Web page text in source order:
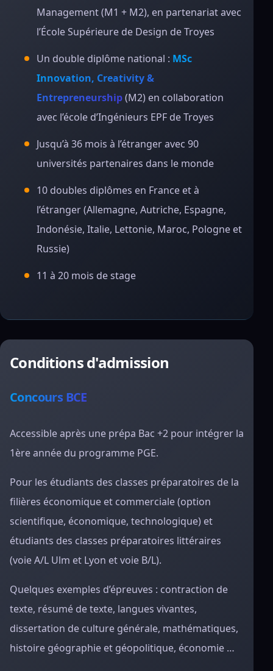
Management (M1 + M2), en partenariat avec
l’École Supérieure de Design de Troyes
Un double diplôme national : MSc
Innovation, Creativity &
Entrepreneurship(M2) en collaboration
avec l’école d’Ingénieurs EPF de Troyes
Jusqu’à 36 mois à l’étranger avec 90
universités partenaires dans le monde
10 doubles diplômes en France et à
l’étranger (Allemagne, Autriche, Espagne,
Indonésie, Italie, Lettonie, Maroc, Pologne et
Russie)
11 à 20 mois de stage
Conditions d'admission
Concours BCE
Accessible après une prépa Bac +2 pour intégrer la
1ère année du programme PGE.
Pour les étudiants des classes préparatoires de la
filières économique et commerciale (option
scientifique, économique, technologique) et
étudiants des classes préparatoires littéraires
(voie A/L Ulm et Lyon et voie B/L).
Quelques exemples d’épreuves : contraction de
texte, résumé de texte, langues vivantes,
dissertation de culture générale, mathématiques,
histoire géographie et géopolitique, économie …